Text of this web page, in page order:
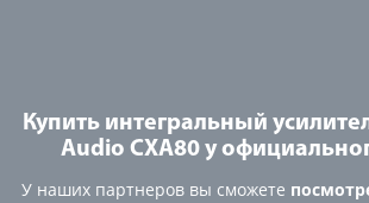
Купить интегральный
Audio CXA80 у
У наших партнеров вы сможете